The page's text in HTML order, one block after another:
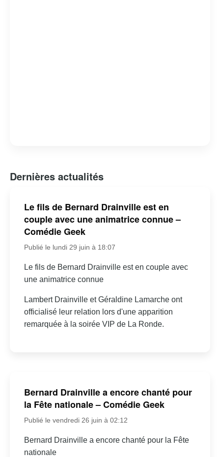
Dernières actualités
Le fils de Bernard Drainville est en
couple avec une animatrice connue –
Comédie Geek
Publié le lundi 29 juin à 18:07
Le fils de Bernard Drainville est en couple avec
une animatrice connue
Lambert Drainville et Géraldine Lamarche ont
officialisé leur relation lors d'une apparition
remarquée à la soirée VIP de La Ronde.
Bernard Drainville a encore chanté pour
la Fête nationale – Comédie Geek
Publié le vendredi 26 juin à 02:12
Bernard Drainville a encore chanté pour la Fête
nationale